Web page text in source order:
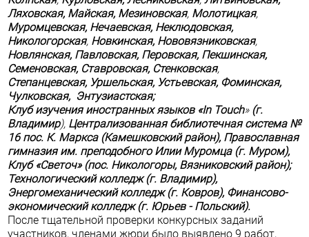
Ляховская, Майская, Мезиновская, Молотицкая,
Муромцевская, Нечаевская, Неклюдовская,
Никологорская, Новкинская, Нововязниковская,
Новлянская, Павловская, Перовская, Пекшинская,
Семеновская, Ставровская, Стенковская,
Степанцевская, Уршельская, Устьевская, Фоминская,
Чулковская, Энтузиастская;
Клуб изучения иностранных языков «In Touch» (г.
Владимир), Централизованная библиотечная система №
16 пос. К. Маркса (Камешковский район), Православная
гимназия им. преподобного Илии Муромца (г. Муром),
Клуб «Светоч» (пос. Никологоры, Вязниковский район);
Технологический колледж (г. Владимир),
Энергомеханический колледж (г. Ковров), Финансово-
экономический колледж (г. Юрьев - Польский).
После тщательной проверки конкурсных заданий
участников, членами жюри было выявлено 9 работ,